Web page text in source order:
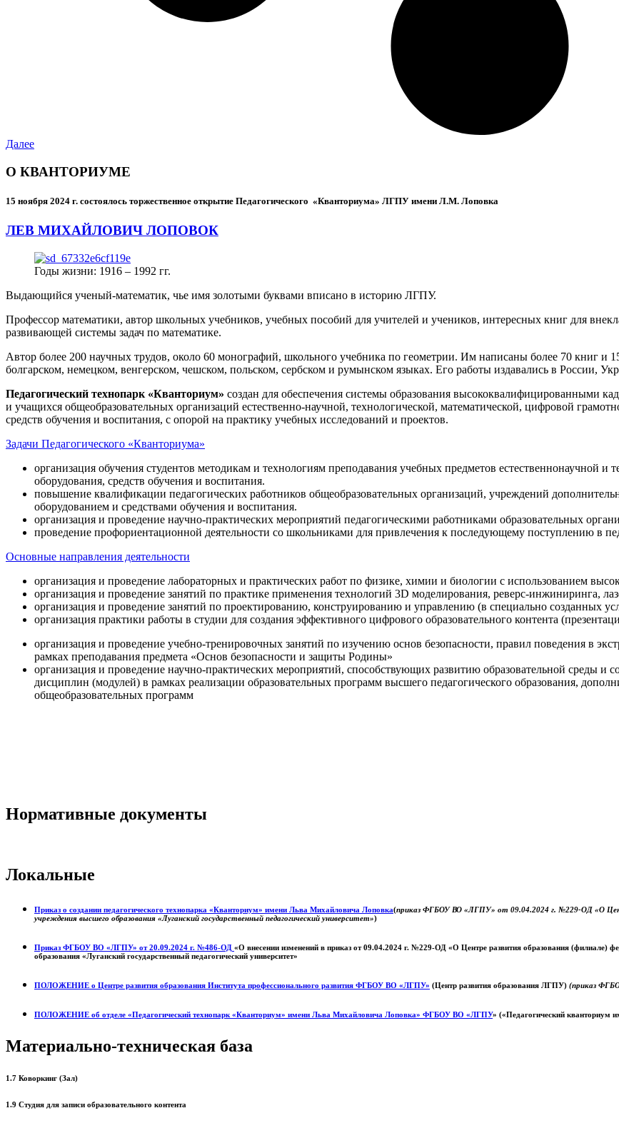
Далее
О КВАНТОРИУМЕ
15 ноября 2024 г. состоялось торжественное открытие Педагогического «Кванториума» ЛГПУ имени Л.М. Лоповка
ЛЕВ МИХАЙЛОВИЧ ЛОПОВОК
Годы жизни: 1916 – 1992 гг.
Выдающийся ученый-математик, чье имя золотыми буквами вписано в историю ЛГПУ.
Профессор математики, автор школьных учебников, учебных пособий для учителей и учеников, интересных книг для
развивающей системы задач по математике.
Автор более 200 научных трудов, около 60 монографий, школьного учебника по геометрии. Им написаны более 70 книг и
болгарском, немецком, венгерском, чешском, польском, сербском и румынском языках. Его работы издавались в России,
Педагогический технопарк «Кванториум» создан для обеспечения системы образования высококвалифицированными
и учащихся общеобразовательных организаций естественно-научной, технологической, математической, цифровой
средств обучения и воспитания, с опорой на практику учебных исследований и проектов.
Задачи Педагогического «Кванториума»
организация обучения студентов методикам и технологиям преподавания учебных предметов естественнонаучной и
оборудования, средств обучения и воспитания.
повышение квалификации педагогических работников общеобразовательных организаций, учреждений
оборудованием и средствами обучения и воспитания.
организация и проведение научно-практических мероприятий педагогическими работниками образовательных
проведение профориентационной деятельности со школьниками для привлечения к последующему поступлению в
Основные направления деятельности
организация и проведение лабораторных и практических работ по физике, химии и биологии с использованием
организация и проведение занятий по практике применения технологий 3D моделирования, реверс-инжиниринга,
организация и проведение занятий по проектированию, конструированию и управлению (в специально созданных
организация практики работы в студии для создания эффективного цифрового образовательного контента
организация и проведение учебно-тренировочных занятий по изучению основ безопасности, правил поведения в
рамках преподавания предмета «Основ безопасности и защиты Родины»
организация и проведение научно-практических мероприятий, способствующих развитию образовательной среды
дисциплин (модулей) в рамках реализации образовательных программ высшего педагогического образования,
общеобразовательных программ
Нормативные документы
Локальные
Приказ о создании педагогического технопарка «Кванториум» имени Льва Михайловича Лоповка(приказ ФГБОУ ВО «ЛГПУ» от 09.04.2024 г. №229-ОД «О
учреждения высшего образования «Луганский государственный педагогический университет»)
Приказ ФГБОУ ВО «ЛГПУ» от 20.09.2024 г. №486-ОД «О внесении изменений в приказ от 09.04.2024 г. №229-ОД «О Центре развития образования (филиале)
образования «Луганский государственный педагогический университет»
ПОЛОЖЕНИЕ о Центре развития образования Института профессионального развития ФГБОУ ВО «ЛГПУ» (Центр развития образования ЛГПУ) (приказ
ПОЛОЖЕНИЕ об отделе «Педагогический технопарк «Кванториум» имени Льва Михайловича Лоповка» ФГБОУ ВО «ЛГПУ» («Педагогический
Материально-техническая база
1.7 Коворкинг (Зал)
1.9 Студия для записи образовательного контента